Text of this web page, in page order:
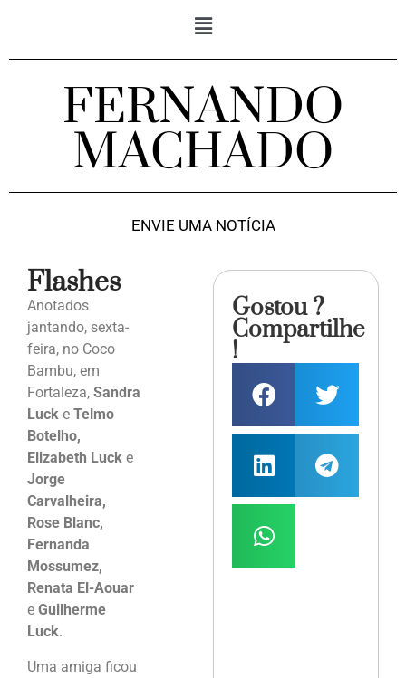
FERNANDO
MACHADO
ENVIE UMA NOTÍCIA
Flashes
Anotados
jantando, sexta-
feira, no Coco
Bambu, em
Fortaleza, Sandra
Luck e Telmo
Botelho,
Elizabeth Luck e
Jorge
Carvalheira,
Rose Blanc,
Fernanda
Mossumez,
Renata El-Aouar
e Guilherme
Luck.
Uma amiga ficou
Gostou ?
Compartilhe
!